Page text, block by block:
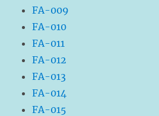
FA-009
FA-010
FA-011
FA-012
FA-013
FA-014
FA-015